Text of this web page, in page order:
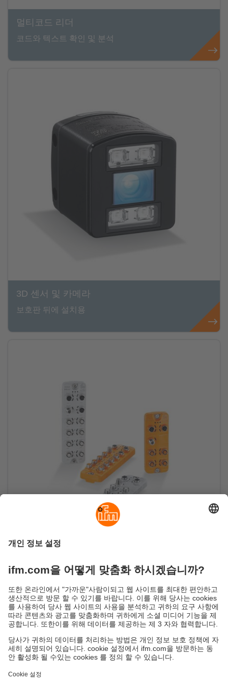
멀티코드 리더
코드와 텍스트 확인 및 분석
3D 센서 및 카메라
보호판 뒤에 설치용
IO-Link 마스터 DataLine
이용약관
Warranty 정책
지사 (EN)
Responsible Disclosure
Cookies